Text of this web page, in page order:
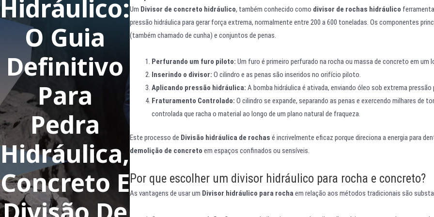
Hidráulico:
O Guia
Definitivo
Para
Pedra
Hidráulica,
Concreto E
Um Divisor de concreto hidráulico, também conhecido como divisor de rochas hidráulico
pressão hidráulica para gerar força extrema, normalmente entre 200 a 600 toneladas. Os componentes
(também chamado de cunha) e conjuntos de penas.
Perfurando um furo piloto: Um furo é primeiro perfurado na rocha ou massa de concreto em um
Inserindo o divisor: O cilindro e as penas são inseridos no orifício piloto.
Aplicando pressão hidráulica: A bomba hidráulica é ativada, enviando óleo sob extrema pressão
Fraturamento Controlado: O cilindro se expande, separando as penas e exercendo milhares
controlada que racha o material ao longo de um plano natural de fraqueza.
Este processo de Divisão hidráulica de rochas é incrivelmente eficaz porque direciona a energia para
demolição de concreto em espaços confinados ou sensíveis.
Por que escolher um divisor hidráulico para rocha e concreto?
As vantagens de usar um Divisor hidráulico para rochaem relação aos métodos tradicionais são